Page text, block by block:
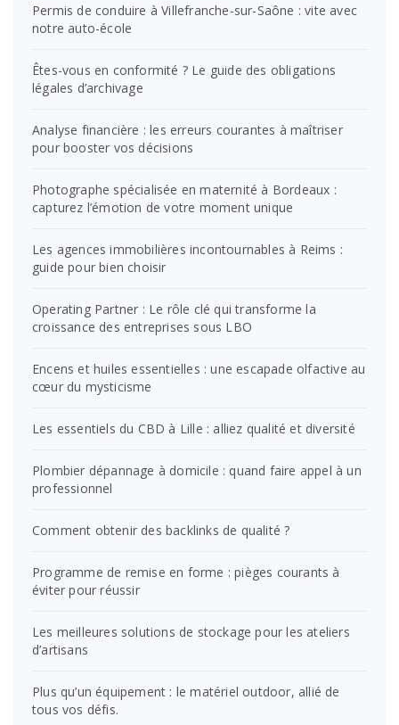
Permis de conduire à Villefranche-sur-Saône : vite avec
notre auto-école
Êtes-vous en conformité ? Le guide des obligations
légales d’archivage
Analyse financière : les erreurs courantes à maîtriser
pour booster vos décisions
Photographe spécialisée en maternité à Bordeaux :
capturez l’émotion de votre moment unique
Les agences immobilières incontournables à Reims :
guide pour bien choisir
Operating Partner : Le rôle clé qui transforme la
croissance des entreprises sous LBO
Encens et huiles essentielles : une escapade olfactive au
cœur du mysticisme
Les essentiels du CBD à Lille : alliez qualité et diversité
Plombier dépannage à domicile : quand faire appel à un
professionnel
Comment obtenir des backlinks de qualité ?
Programme de remise en forme : pièges courants à
éviter pour réussir
Les meilleures solutions de stockage pour les ateliers
d’artisans
Plus qu’un équipement : le matériel outdoor, allié de
tous vos défis.